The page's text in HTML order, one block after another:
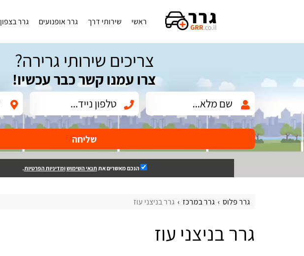
ראשי שירותי דרך גרר אופנועים גרר בצפון
צריכים שירותי גרירה?
צרו עמנו קשר כבר עכשיו!
שליחה
הנכם מאשרים את תנאי השימושומדיניות הפרטיות.
גרר פלוס גרר במרכז גרר בניצני עוז
גרר בניצני עוז